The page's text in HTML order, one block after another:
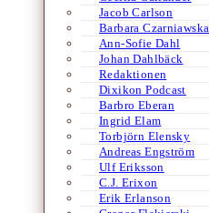
Jacob Carlson
Barbara Czarniawska
Ann-Sofie Dahl
Johan Dahlbäck
Redaktionen
Dixikon Podcast
Barbro Eberan
Ingrid Elam
Torbjörn Elensky
Andreas Engström
Ulf Eriksson
C.J. Erixon
Erik Erlanson